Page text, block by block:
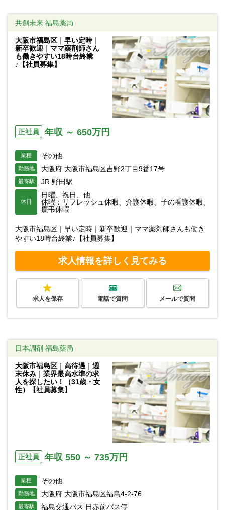
共創未来 福島薬局
大阪市福島区｜早い定時｜
新卒歓迎｜ママ薬剤師さん
も働きやすい18時台終業
♪【社員募集】
正社員 年収 ～ 650万円
業種 その他
勤務地 大阪府 大阪市福島区吉野2丁目9番17号
最寄駅 JR 野田駅
休日
日曜、祝日、他
休暇：リフレッシュ休暇、介護休暇、子の看護休暇、
慶弔休暇
大阪市福島区｜早い定時｜新卒歓迎｜ママ薬剤師さんも働き
やすい18時台終業♪【社員募集】
求人情報を詳しく見てみる
求人を保存 電話で質問 メールで質問
日本調剤 福島薬局
大阪市福島区｜高待遇｜週
末休み｜業界最高水準の求
人を探したい！（31歳・女
性）【社員募集】
正社員 年収 550 ～ 735万円
業種 その他
勤務地 大阪府 大阪市福島区福島4-2-76
最寄駅 福島交通バス 日赤前バス停